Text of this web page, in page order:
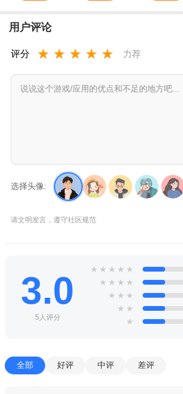
用户评论
评分 ★ ★ ★ ★ ★ 力荐
选择头像:
请文明发言，遵守社区规范
3.0
5人评分
★ ★ ★ ★ ★
★ ★ ★ ★
★ ★ ★
★ ★
★
全部 好评 中评 差评